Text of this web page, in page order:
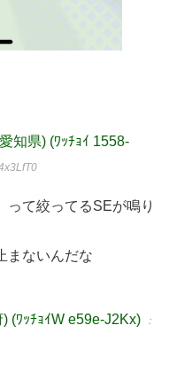
知県) (ﾜｯﾁｮｲ 1558-
って絞ってるSEが鳴り
まないんだな
(ﾜｯﾁｮｲW e59e-J2Kx) ：